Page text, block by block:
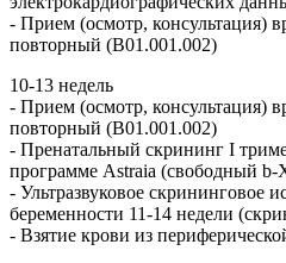
- Прием (осмотр, консультация)
повторный (B01.001.002)
10-13 недель
- Прием (осмотр, консультация)
повторный (B01.001.002)
- Пренатальный скрининг I
программе Astraia (свободный
- Ультразвуковое скрининговое
беременности 11-14 недели
- Взятие крови из